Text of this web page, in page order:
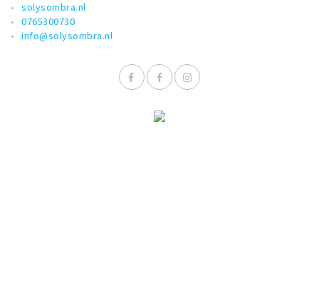
solysombra.nl
0765300730
info@solysombra.nl